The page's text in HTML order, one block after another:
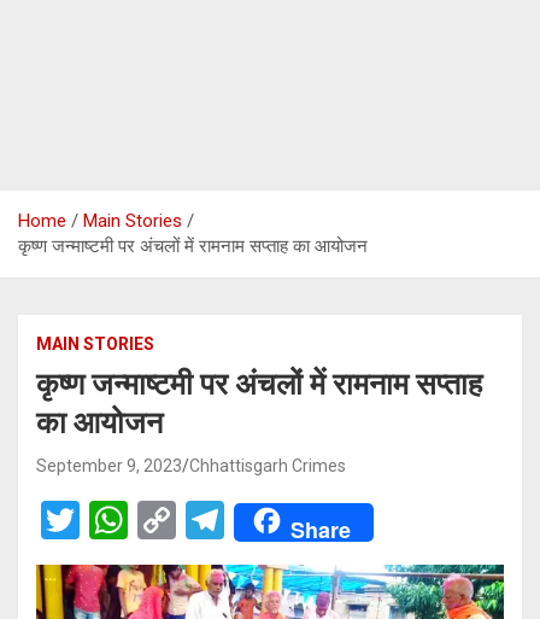
Home
Main Stories
कृष्ण जन्माष्टमी पर अंचलों में रामनाम सप्ताह का आयोजन
MAIN STORIES
कृष्ण जन्माष्टमी पर अंचलों में रामनाम सप्ताह
का आयोजन
September 9, 2023 Chhattisgarh Crimes
T
wi
tt
W
h
at
C
o
py
T
el
e
Share